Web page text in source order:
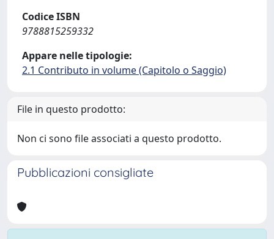
Codice ISBN
9788815259332
Appare nelle tipologie:
2.1 Contributo in volume (Capitolo o Saggio)
File in questo prodotto:
Non ci sono file associati a questo prodotto.
Pubblicazioni consigliate